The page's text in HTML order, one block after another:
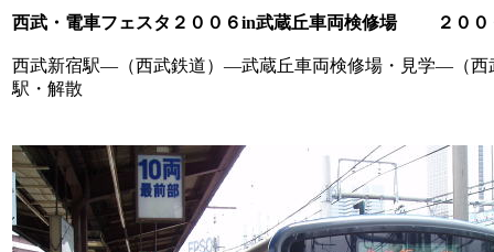
西武・電車フェスタ２００６in武蔵丘車両検修場 ２００
西武新宿駅―（西武鉄道）―武蔵丘車両検修場・見学―（
駅・解散